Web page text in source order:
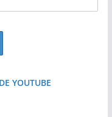
YOUTUBE